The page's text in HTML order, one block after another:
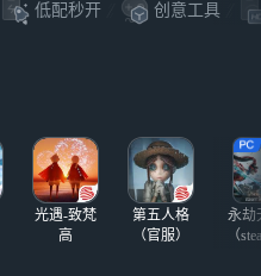
低配秒开 创意工具
光遇-致梵
高
第五人格
（官服）
永劫
（